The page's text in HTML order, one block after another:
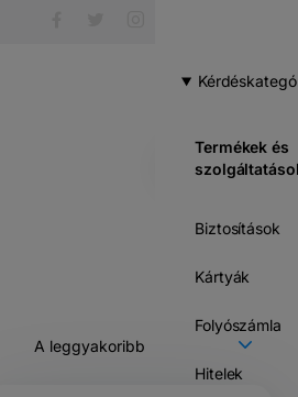
MENÜ
Termékek és
Biztosítások
Kártyák
Folyószámla
Hitelek